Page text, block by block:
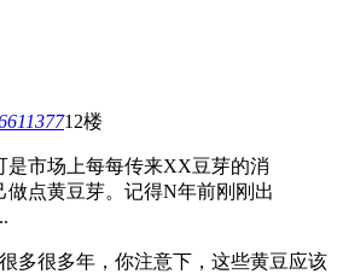
12楼
是市场上每每传来XX豆芽的消
做点黄豆芽。记得N年前刚刚出
多很多年，你注意下，这些黄豆应该